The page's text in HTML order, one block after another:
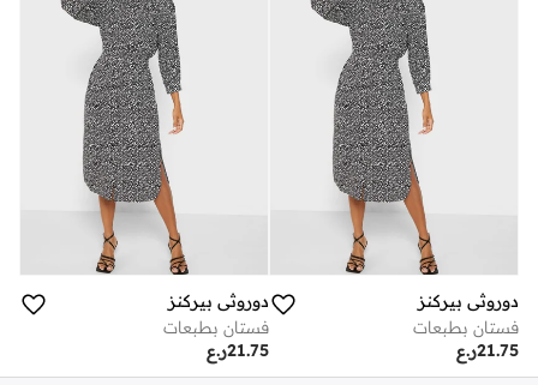
دوروثي بيركنز
فستان بطبعات
ر.ع21.75
دوروثي بيركنز
فستان بطبعات
ر.ع21.75